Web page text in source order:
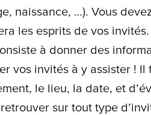
naissance, …). Vous
les esprits de vos invités.
à donner des
vos invités à y assister ! Il
le lieu, la date, et
sur tout type